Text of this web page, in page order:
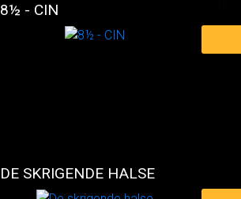
8½ - CIN
DE SKRIGENDE HALSE